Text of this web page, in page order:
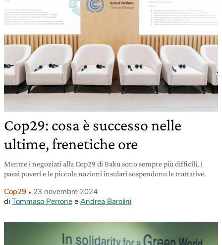
Cop29: cosa è successo nelle
ultime, frenetiche ore
Mentre i negoziati alla Cop29 di Baku sono sempre più difficili, i
paesi poveri e le piccole nazioni insulari sospendono le trattative.
Cop29
23 novembre 2024
di Tommaso Perrone e Andrea Barolini